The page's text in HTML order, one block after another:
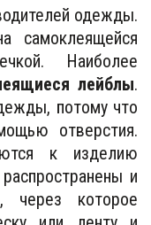
одежды.
самоклеящейся
Наиболее
лейблы.
потому что
отверстия.
к изделию
и
через которое